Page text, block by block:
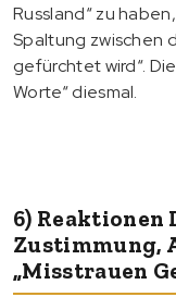
Russland“ zu
Spaltung zwischen
gefürchtet wird“.
Worte“ diesmal.
6) Reaktionen
Zustimmung,
„Misstrauen